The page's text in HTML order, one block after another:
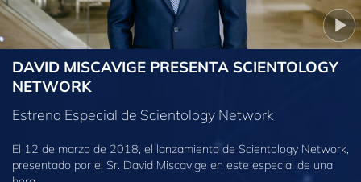
DAVID MISCAVIGE PRESENTA SCIENTOLOGY
NETWORK
Estreno Especial de Scientology Network
El 12 de marzo de 2018, el lanzamiento de Scientology Network,
presentado por el Sr. David Miscavige en este especial de una